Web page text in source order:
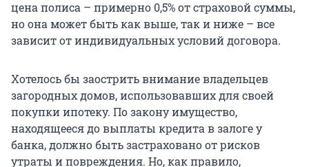
цена полиса – примерно 0,5% от страховой суммы,
но она может быть как выше, так и ниже – все
зависит от индивидуальных условий договора.
Хотелось бы заострить внимание владельцев
загородных домов, использовавших для своей
покупки ипотеку. По закону имущество,
находящееся до выплаты кредита в залоге у
банка, должно быть застраховано от рисков
утраты и повреждения. Но, как правило,